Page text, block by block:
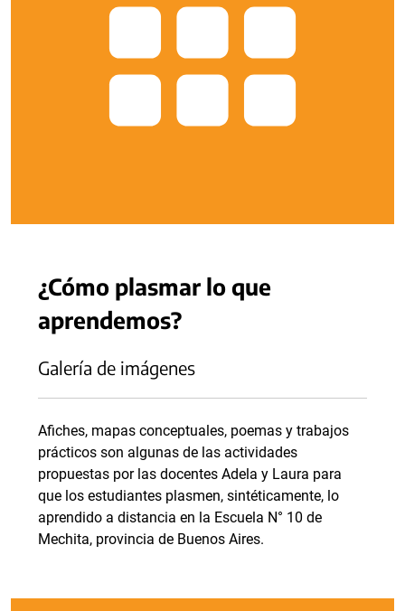
¿Cómo plasmar lo que
aprendemos?
Galería de imágenes
Afiches, mapas conceptuales, poemas y trabajos
prácticos son algunas de las actividades
propuestas por las docentes Adela y Laura para
que los estudiantes plasmen, sintéticamente, lo
aprendido a distancia en la Escuela N° 10 de
Mechita, provincia de Buenos Aires.